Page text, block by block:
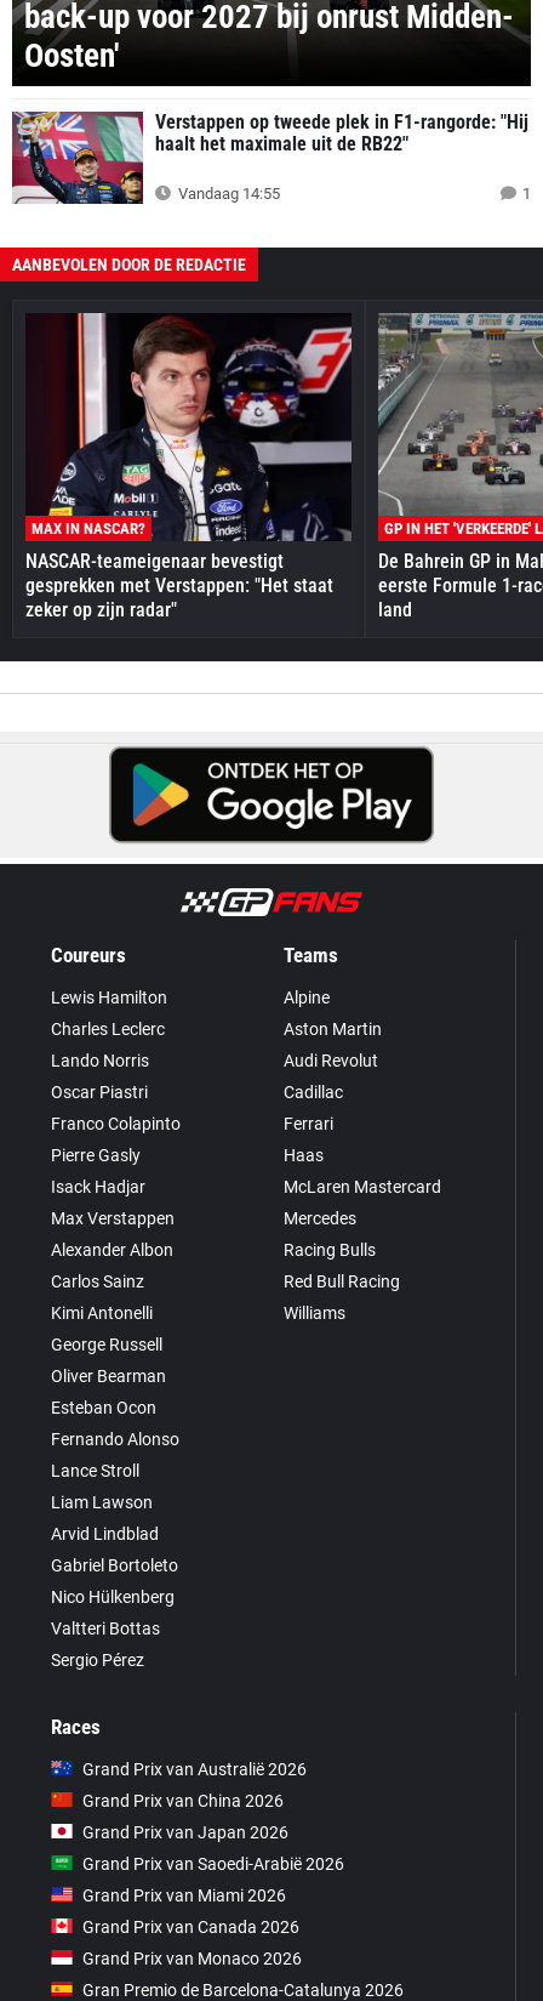
back-up voor 2027 bij onrust Midden-
Oosten'
Verstappen op tweede plek in F1-rangorde: "Hij
haalt het maximale uit de RB22"
Vandaag 14:55 1
AANBEVOLEN DOOR DE REDACTIE
MAX IN NASCAR?
NASCAR-teameigenaar bevestigt
gesprekken met Verstappen: "Het staat
zeker op zijn radar"
GP IN HET 'VERKEERDE'
De Bahrein GP in
eerste Formule 1-
land
Coureurs
Lewis Hamilton
Charles Leclerc
Lando Norris
Oscar Piastri
Franco Colapinto
Pierre Gasly
Isack Hadjar
Max Verstappen
Alexander Albon
Carlos Sainz
Kimi Antonelli
George Russell
Oliver Bearman
Esteban Ocon
Fernando Alonso
Lance Stroll
Liam Lawson
Arvid Lindblad
Gabriel Bortoleto
Nico Hülkenberg
Valtteri Bottas
Sergio Pérez
Teams
Alpine
Aston Martin
Audi Revolut
Cadillac
Ferrari
Haas
McLaren Mastercard
Mercedes
Racing Bulls
Red Bull Racing
Williams
Races
Grand Prix van Australië 2026
Grand Prix van China 2026
Grand Prix van Japan 2026
Grand Prix van Saoedi-Arabië 2026
Grand Prix van Miami 2026
Grand Prix van Canada 2026
Grand Prix van Monaco 2026
Gran Premio de Barcelona-Catalunya 2026